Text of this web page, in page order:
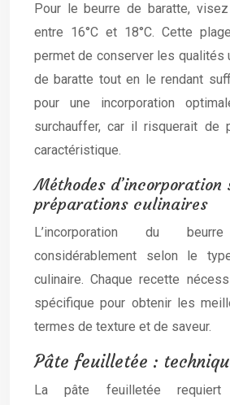
Pour le beurre de baratte,
entre 16°C et 18°C. Cette
permet de conserver les qualités
de baratte tout en le rendant
pour une incorporation
surchauffer, car il risquerait de
caractéristique.
Méthodes d’incorporation
préparations culinaires
L’incorporation du
considérablement selon le
culinaire. Chaque recette
spécifique pour obtenir les
termes de texture et de saveur.
Pâte feuilletée :
La pâte feuilletée requiert